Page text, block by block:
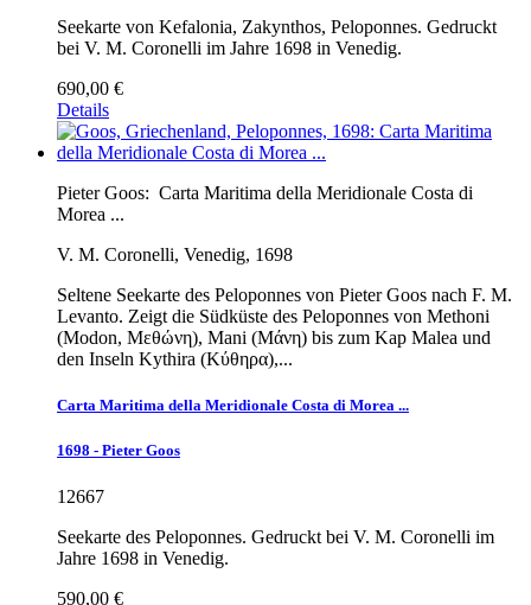
Seekarte von Kefalonia, Zakynthos, Peloponnes. Gedruckt
bei V. M. Coronelli im Jahre 1698 in Venedig.
690,00 €
Details
Pieter Goos: Carta Maritima della Meridionale Costa di
Morea ...
V. M. Coronelli, Venedig, 1698
Seltene Seekarte des Peloponnes von Pieter Goos nach F. M.
Levanto. Zeigt die Südküste des Peloponnes von Methoni
(Modon, Μεθώνη), Mani (Μάνη) bis zum Kap Malea und
den Inseln Kythira (Κύθηρα),...
Carta Maritima della Meridionale Costa di Morea ...
1698 - Pieter Goos
12667
Seekarte des Peloponnes. Gedruckt bei V. M. Coronelli im
Jahre 1698 in Venedig.
590,00 €